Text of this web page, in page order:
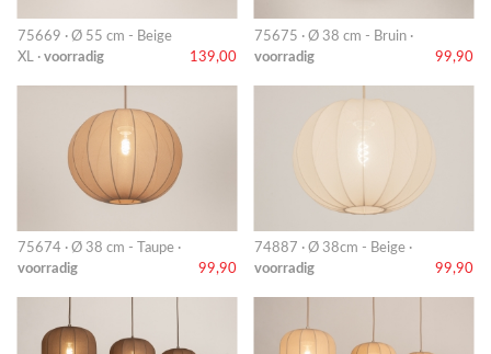
75669 · Ø 55 cm - Beige
XL · voorradig 139,00
75675 · Ø 38 cm - Bruin ·
voorradig
99,90
75674 · Ø 38 cm - Taupe ·
voorradig
99,90
74887 · Ø 38cm - Beige ·
voorradig
99,90